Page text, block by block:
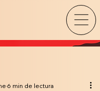
6 min de lectura